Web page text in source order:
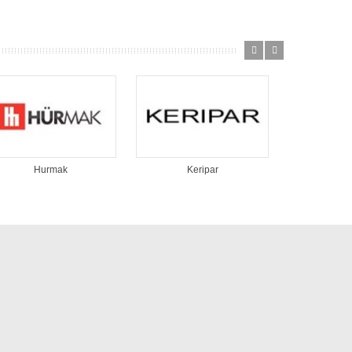
Hurmak Keripar